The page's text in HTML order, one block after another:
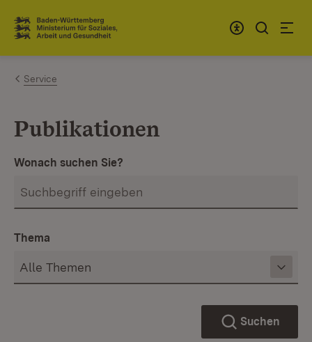
Zum Inhalt springen
Link zur Startseite
Service
Publikationen
Wonach suchen Sie?
Thema
Suchen